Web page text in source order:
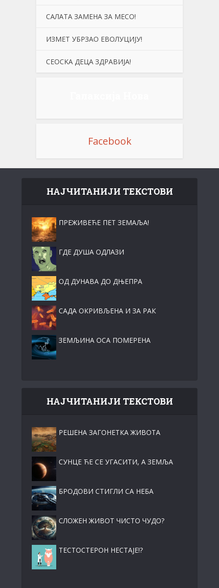
САЛАТА ЗАМЕНА ЗА МЕСО!
ИЗМЕТ УБРЗАО ЕВОЛУЦИЈУ!
СЕОСKА ДЕЦА ЗДРАВИЈА!
Facebook
НАЈЧИТАНИЈИ ТЕКСТОВИ
ПРЕЖИВЕЋЕ ПЕТ ЗЕМАЉА!
ГДЕ ДУША ОДЛАЗИ
ОД ДУНАВА ДО ДЊЕПРА
САДА ОКРИВЉЕНА И ЗА РАК
ЗЕМЉИНА ОСА ПОМЕРЕНА
НАЈЧИТАНИЈИ ТЕКСТОВИ
РЕШЕНА ЗАГОНЕТКА ЖИВОТА
СУНЦЕ ЋЕ СЕ УГАСИТИ, А ЗЕМЉА
БРОДОВИ СТИГЛИ СА НЕБА
СЛОЖЕН ЖИВОТ ЧИСТО ЧУДО?
ТЕСТОСТЕРОН НЕСТАЈЕ!?